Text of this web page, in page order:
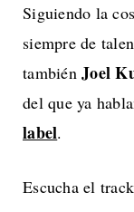
Siguiendo la
siempre de
tambiénJoel
del que ya
label.
Escucha el